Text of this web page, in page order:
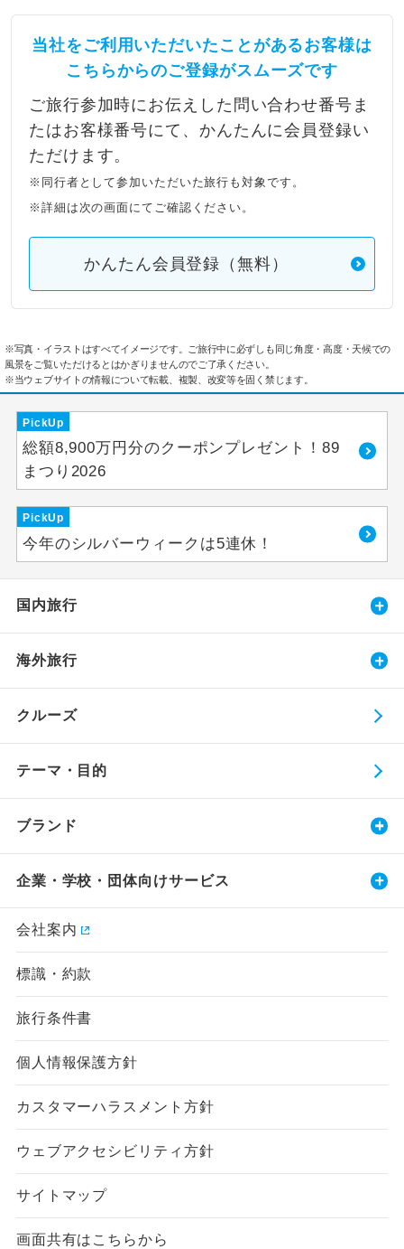
当社をご利用いただいたことがあるお客様は
こちらからのご登録がスムーズです
ご旅行参加時にお伝えした問い合わせ番号ま
たはお客様番号にて、かんたんに会員登録い
ただけます。
※同行者として参加いただいた旅行も対象です。
※詳細は次の画面にてご確認ください。
かんたん会員登録（無料）
※写真・イラストはすべてイメージです。ご旅行中に必ずしも同じ角度・高度・天候での
風景をご覧いただけるとはかぎりませんのでご了承ください。
※当ウェブサイトの情報について転載、複製、改変等を固く禁じます。
PickUp
総額8,900万円分のクーポンプレゼント！89
まつり2026
PickUp
今年のシルバーウィークは5連休！
国内旅行
海外旅行
クルーズ
テーマ・目的
ブランド
企業・学校・団体向けサービス
会社案内
標識・約款
旅行条件書
個人情報保護方針
カスタマーハラスメント方針
ウェブアクセシビリティ方針
サイトマップ
画面共有はこちらから